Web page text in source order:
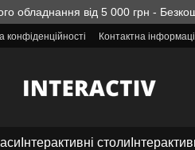
обладнання від 5 000 грн -
конфіденційності Контактна
Інтерактивні столи